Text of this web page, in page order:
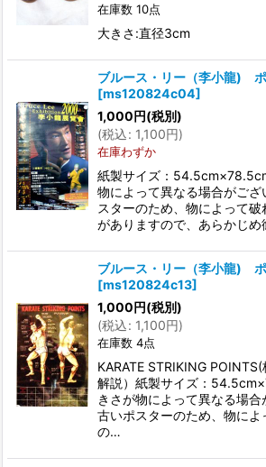
在庫数 10点
大きさ:直径3cm
ブルース・リー（李小龍)
[ms120824c04]
1,000円(税別)
(税込: 1,100円)
在庫わずか
紙製サイズ：
物によって異なる場合がご
スターのため、物によって破
がありますので、あらかじめ
ブルース・リー（李小龍)
[ms120824c13]
1,000円(税別)
(税込: 1,100円)
在庫数 4点
KARATE STRIKING
解説）紙製サイズ：
きさが物によって異なる場
古いポスターのため、物に
の…